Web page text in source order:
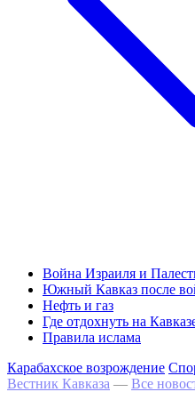
Война Израиля и
Южный Кавказ после
Нефть и газ
Где отдохнуть на
Правила ислама
Карабахское возрождение
Вестник Кавказа — Все